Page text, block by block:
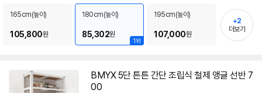
치
기
165cm(높이)
105,800원
1위
180cm(높이)
85,302원
195cm(높이)
107,000원
+2
더보기
BMYX5단튼튼 간단 조립식 철제 앵글 선반7
00